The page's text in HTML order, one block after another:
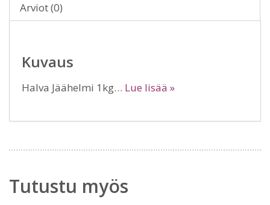
Arviot (0)
Kuvaus
Halva Jäähelmi 1kg… Lue lisää »
Tutustu myös